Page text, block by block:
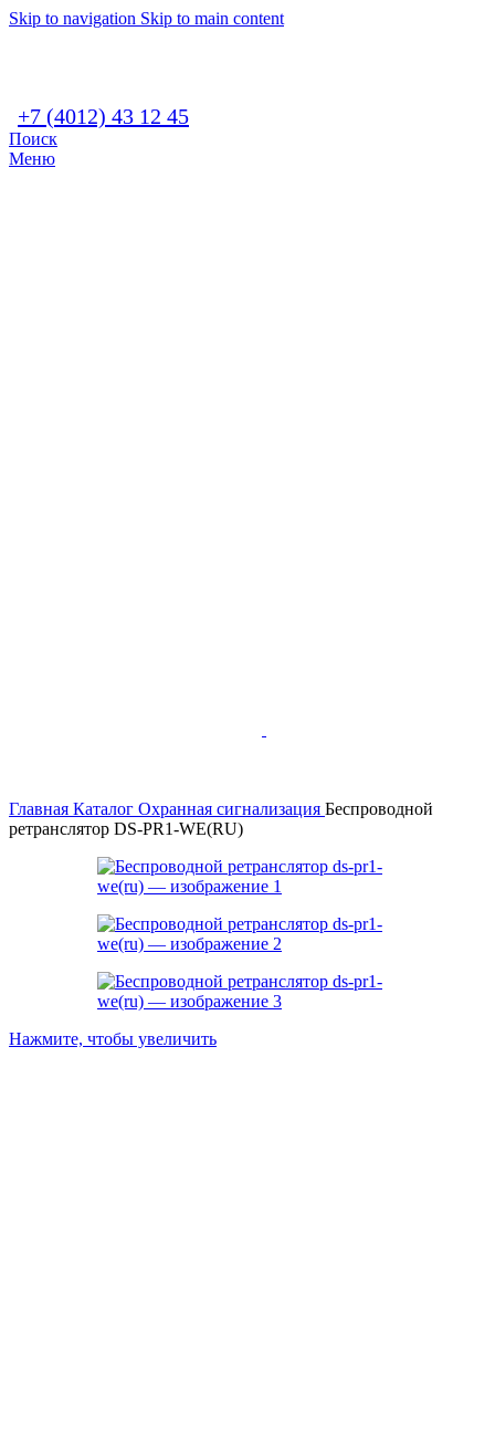
Skip to navigation Skip to main content
+7 (4012) 43 12 45
Поиск
Меню
Главная Каталог Охранная сигнализация Беспроводной
ретранслятор DS-PR1-WE(RU)
Нажмите, чтобы увеличить